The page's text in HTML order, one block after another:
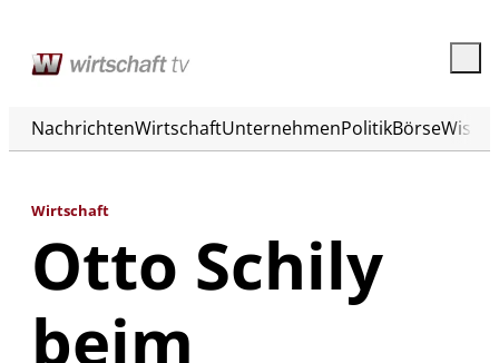
NachrichtenWirtschaftUnternehmenPolitikBörse
Wirtschaft
Otto Schily
beim